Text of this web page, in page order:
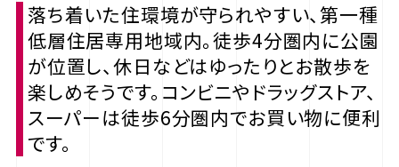
落ち着いた住環境が守られやすい、第一種
低層住居専用地域内。徒歩4分圏内に公園
が位置し、休日などはゆったりとお散歩を
楽しめそうです。コンビニやドラッグストア、
スーパーは徒歩6分圏内でお買い物に便利
です。